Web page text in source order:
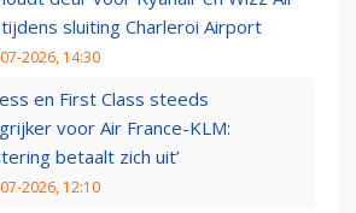
sluiting Charleroi Airport
2026, 14:30
en First Class steeds
voor Air France-KLM:
betaalt zich uit’
2026, 12:10